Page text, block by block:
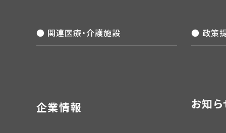
● 関連医療・介護施設 ● 政策
企業情報 お知ら